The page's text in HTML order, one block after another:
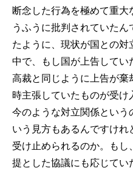
断念した行為を極めて重
うふうに批判されていた
たように、現状が国との
中で、もし国が上告してい
高裁と同じように上告が棄
時主張していたものが受け
今のような対立関係という
いう見方もあるんですけれ
受け止められるのか。も
提とした協議にも応じて